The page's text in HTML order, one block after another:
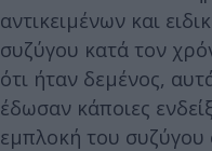
αντικειμένων και
συζύγου κατά τον
ότι ήταν δεμένος,
έδωσαν κάποιες
εμπλοκή του συζύγου